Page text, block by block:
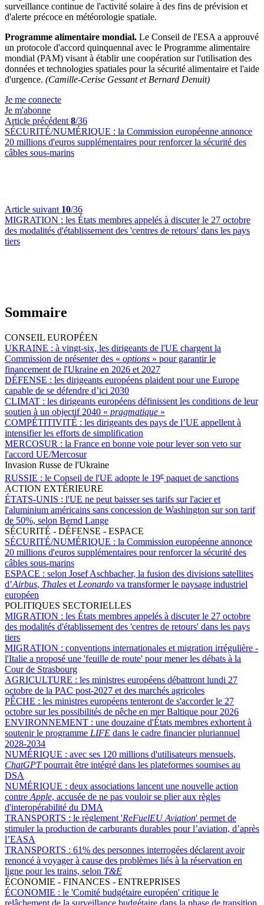
surveillance continue de l'activité solaire à des fins de prévision et
d'alerte précoce en météorologie spatiale.
Programme alimentaire mondial. Le Conseil de l'ESA a approuvé
un protocole d'accord quinquennal avec le Programme alimentaire
mondial (PAM) visant à établir une coopération sur l'utilisation des
données et technologies spatiales pour la sécurité alimentaire et l'aide
d'urgence. (Camille-Cerise Gessant et Bernard Denuit)
Je me connecte
Je m'abonne
Article précédent 8/36
SÉCURITÉ/NUMÉRIQUE : la Commission européenne annonce
20 millions d'euros supplémentaires pour renforcer la sécurité des
câbles sous-marins
Article suivant 10/36
MIGRATION : les États membres appelés à discuter le 27 octobre
des modalités d'établissement des 'centres de retours' dans les pays
tiers
Sommaire
CONSEIL EUROPÉEN
UKRAINE : à vingt-six, les dirigeants de l'UE chargent la
Commission de présenter des « options » pour garantir le
financement de l'Ukraine en 2026 et 2027
DÉFENSE : les dirigeants européens plaident pour une Europe
capable de se défendre d’ici 2030
CLIMAT : les dirigeants européens définissent les conditions de leur
soutien à un objectif 2040 « pragmatique »
COMPÉTITIVITÉ : les dirigeants des pays de l’UE appellent à
intensifier les efforts de simplification
MERCOSUR : la France en bonne voie pour lever son veto sur
l'accord UE/Mercosur
Invasion Russe de l'Ukraine
RUSSIE : le Conseil de l'UE adopte le 19e paquet de sanctions
ACTION EXTÉRIEURE
ÉTATS-UNIS : l'UE ne peut baisser ses tarifs sur l'acier et
l'aluminium américains sans concession de Washington sur son tarif
de 50%, selon Bernd Lange
SÉCURITÉ - DÉFENSE - ESPACE
SÉCURITÉ/NUMÉRIQUE : la Commission européenne annonce
20 millions d'euros supplémentaires pour renforcer la sécurité des
câbles sous-marins
ESPACE : selon Josef Aschbacher, la fusion des divisions satellites
d’Airbus, Thales etLeonardo va transformer le paysage industriel
européen
POLITIQUES SECTORIELLES
MIGRATION : les États membres appelés à discuter le 27 octobre
des modalités d'établissement des 'centres de retours' dans les pays
tiers
MIGRATION : conventions internationales et migration irrégulière -
l'Italie a proposé une 'feuille de route' pour mener les débats à la
Cour de Strasbourg
AGRICULTURE : les ministres européens débattront lundi 27
octobre de la PAC post-2027 et des marchés agricoles
PÊCHE : les ministres européens tenteront de s'accorder le 27
octobre sur les possibilités de pêche en mer Baltique pour 2026
ENVIRONNEMENT : une douzaine d'États membres exhortent à
soutenir le programme LIFE dans le cadre financier pluriannuel
2028-2034
NUMÉRIQUE : avec ses 120 millions d'utilisateurs mensuels,
ChatGPTpourrait être intégré dans les plateformes soumises au
DSA
NUMÉRIQUE : deux associations lancent une nouvelle action
contreApple, accusée de ne pas vouloir se plier aux règles
d'interopérabilité du DMA
TRANSPORTS : le règlement 'ReFuelEU Aviation' permet de
stimuler la production de carburants durables pour l’aviation, d’après
l’EASA
TRANSPORTS : 61% des personnes interrogées déclarent avoir
renoncé à voyager à cause des problèmes liés à la réservation en
ligne pour les trains, selon T&E
ÉCONOMIE - FINANCES - ENTREPRISES
ÉCONOMIE : le 'Comité budgétaire européen' critique le